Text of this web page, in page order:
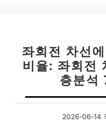
좌회전 차선
비율: 좌회전
층분석
2026-06-14